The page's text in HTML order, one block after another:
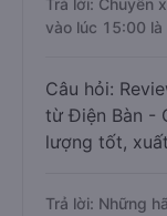
Trả lời:
vào lúc 15:00 là
Câu hỏi:
từ Điện Bàn -
lượng tốt,
Trả lời: Những